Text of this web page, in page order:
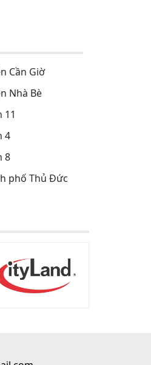
Cần Giờ
Nhà Bè
11
4
8
phố Thủ Đức